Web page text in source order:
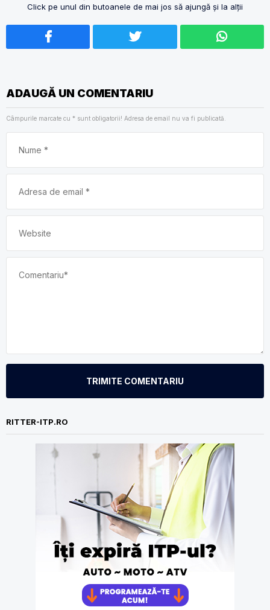
Click pe unul din butoanele de mai jos să ajungă și la alții
ADAUGĂ UN COMENTARIU
Câmpurile marcate cu * sunt obligatorii! Adresa de email nu va fi publicată.
TRIMITE COMENTARIU
RITTER-ITP.RO